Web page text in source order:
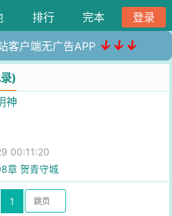
排行 完本 登录
客户端无广告APP ↓↓↓
)
神
00:11:20
章 贺青守城
1